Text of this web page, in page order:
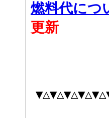
燃料代につ
更新